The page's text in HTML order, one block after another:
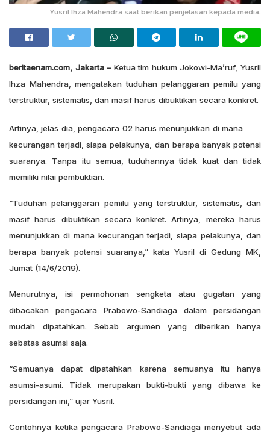
Yusril Ihza Mahendra saat berikan penjelasan kepada media.
beritaenam.com, Jakarta –Ketua tim hukum Jokowi-Ma’ruf, Yusril
Ihza Mahendra, mengatakan tuduhan pelanggaran pemilu yang
terstruktur, sistematis, dan masif harus dibuktikan secara konkret.
Artinya, jelas dia, pengacara 02 harus menunjukkan di mana
kecurangan terjadi, siapa pelakunya, dan berapa banyak potensi
suaranya. Tanpa itu semua, tuduhannya tidak kuat dan tidak
memiliki nilai pembuktian.
“Tuduhan pelanggaran pemilu yang terstruktur, sistematis, dan
masif harus dibuktikan secara konkret. Artinya, mereka harus
menunjukkan di mana kecurangan terjadi, siapa pelakunya, dan
berapa banyak potensi suaranya,” kata Yusril di Gedung MK,
Jumat (14/6/2019).
Menurutnya, isi permohonan sengketa atau gugatan yang
dibacakan pengacara Prabowo-Sandiaga dalam persidangan
mudah dipatahkan. Sebab argumen yang diberikan hanya
sebatas asumsi saja.
“Semuanya dapat dipatahkan karena semuanya itu hanya
asumsi-asumi. Tidak merupakan bukti-bukti yang dibawa ke
persidangan ini,” ujar Yusril.
Contohnya ketika pengacara Prabowo-Sandiaga menyebut ada